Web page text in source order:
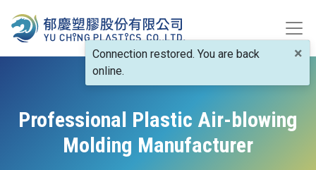
Professional Plastic Air-blowing
Molding Manufacturer
×
Connection restored. You are back
online.